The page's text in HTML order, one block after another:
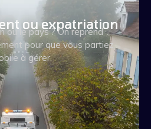
ou expatriation
ou le pays ? On reprend
pour que vous partiez
à gérer.